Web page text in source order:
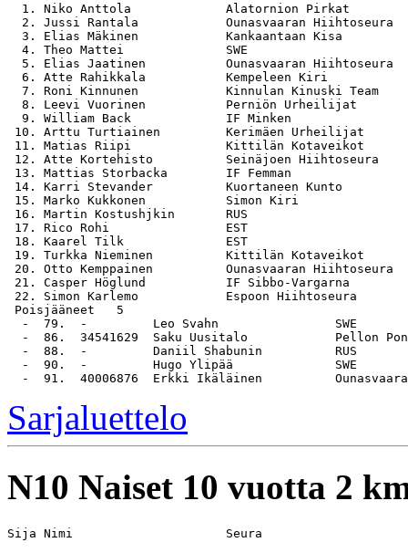
1. Niko Anttola             Alatornion Pirkat
2. Jussi Rantala            Ounasvaaran Hiihtoseura
3. Elias Mäkinen            Kankaantaan Kisa
4. Theo Mattei              SWE
5. Elias Jaatinen           Ounasvaaran Hiihtoseura
6. Atte Rahikkala           Kempeleen Kiri
7. Roni Kinnunen            Kinnulan Kinuski Team
8. Leevi Vuorinen           Perniön Urheilijat
9. William Back             IF Minken
10. Arttu Turtiainen         Kerimäen Urheilijat
11. Matias Riipi             Kittilän Kotaveikot
12. Atte Kortehisto          Seinäjoen Hiihtoseura
13. Mattias Storbacka        IF Femman
14. Karri Stevander          Kuortaneen Kunto
15. Marko Kukkonen           Simon Kiri
16. Martin Kostushjkin       RUS
17. Rico Rohi                EST
18. Kaarel Tilk              EST
19. Turkka Nieminen          Kittilän Kotaveikot
20. Otto Kemppainen          Ounasvaaran
21. Casper Höglund           IF Sibbo-Vargarna
22. Simon Karlemo            Espoon Hiihtoseura
Poisjääneet   5
  -  79.  -         Leo Svahn                SWE
-  86.  34541629  Saku Uusitalo            Pellon
  -  88.  -         Daniil Shabunin          RUS
  -  90.  -         Hugo Ylipää              SWE
Sarjaluettelo
N10 Naiset 10 vuotta 2
Sija Nimi                     Seura